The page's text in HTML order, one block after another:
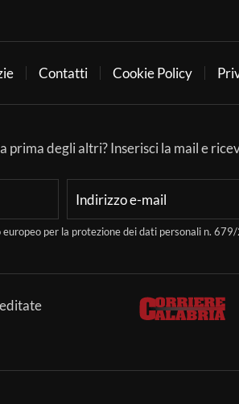
Contatti Cookie Policy
degli altri? Inserisci la mail e
per la protezione dei dati personali n.